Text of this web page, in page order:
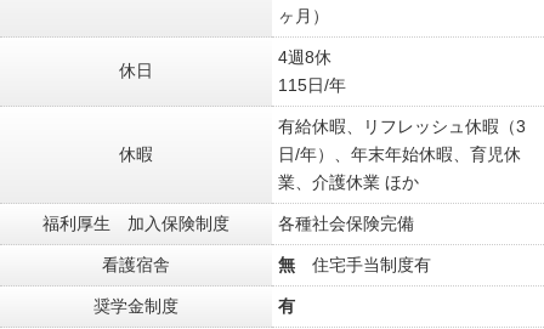
ヶ月）
休日
4週8休
115日/年
休暇
有給休暇、リフレッシュ休暇（3
日/年）、年末年始休暇、育児休
業、介護休業 ほか
福利厚生 加入保険制度 各種社会保険完備
看護宿舎 無 住宅手当制度有
奨学金制度 有